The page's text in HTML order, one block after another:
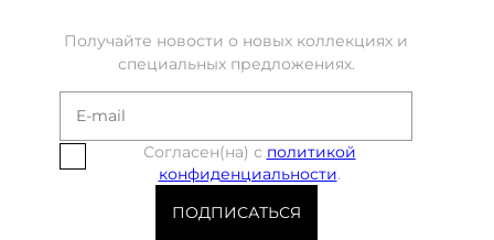
Получайте новости о новых коллекциях и
специальных предложениях.
Согласен(на) с политикой
конфиденциальности.
ПОДПИСАТЬСЯ